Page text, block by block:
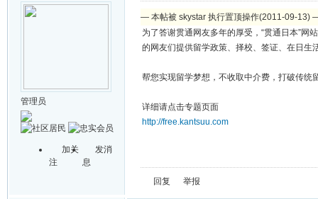
管理员
加关
注
发消
息
— 本帖被 skystar 执行置顶操作(2011-09-13)
为了答谢贯通网友多年的厚受，“贯通日本”网
的网友们提供留学政策、择校、签证、在日生
帮您实现留学梦想，不收取中介费，打破传统
详细请点击专题页面
http://free.kantsuu.com
回复 举报